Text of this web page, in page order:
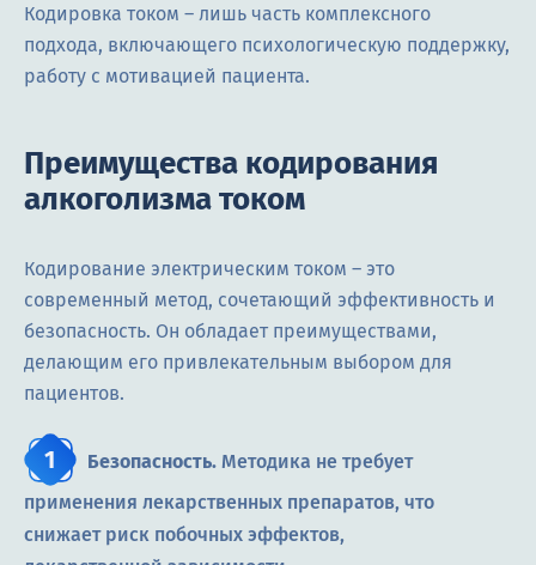
Кодировка током ― лишь часть комплексного
подхода, включающего психологическую поддержку,
работу с мотивацией пациента.
Преимущества кодирования
алкоголизма током
Кодирование электрическим током – это
современный метод, сочетающий эффективность и
безопасность. Он обладает преимуществами,
делающим его привлекательным выбором для
пациентов.
Безопасность. Методика не требует
применения лекарственных препаратов, что
снижает риск побочных эффектов,